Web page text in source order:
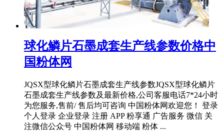
球化鳞片石墨成套生产线参数价格中
国粉体网
JQSX型球化鳞片石墨成套生产线参数JQSX型球化鳞片
石墨成套生产线参数及最新价格,公司客服电话7*24小时
为您服务,售前/ 售后均可咨询 中国粉体网欢迎您！ 登录
个人登录 企业登录 注册 APP 粉享通 广告服务 微信 关
注微信公众号 中国粉体网 移动端 粉体 ...